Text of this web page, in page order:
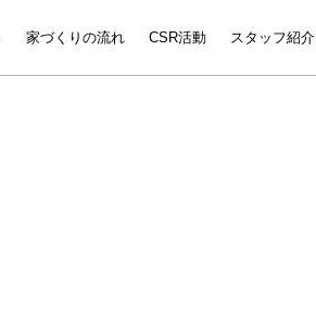
家づくりの流れ CSR活動 スタッフ紹介